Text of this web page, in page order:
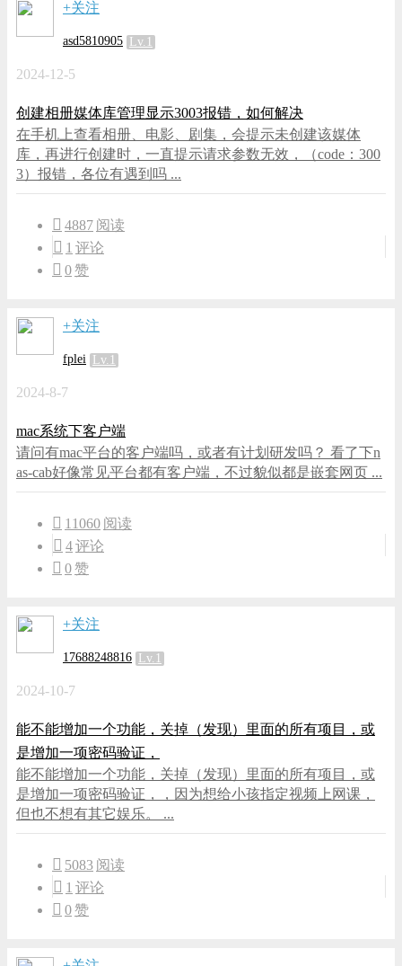
+关注
asd5810905 Lv.1
2024-12-5
创建相册媒体库管理显示3003报错，如何解决
在手机上查看相册、电影、剧集，会提示未创建该媒体
库，再进行创建时，一直提示请求参数无效，（code：300
3）报错，各位有遇到吗 ...
4887 阅读
1 评论
0赞
+关注
fplei Lv.1
2024-8-7
mac系统下客户端
请问有mac平台的客户端吗，或者有计划研发吗？ 看了下n
as-cab好像常见平台都有客户端，不过貌似都是嵌套网页 ...
11060 阅读
4评论
0赞
+关注
17688248816 Lv.1
2024-10-7
能不能增加一个功能，关掉（发现）里面的所有项目，或
是增加一项密码验证，
能不能增加一个功能，关掉（发现）里面的所有项目，或
是增加一项密码验证，，因为想给小孩指定视频上网课，
但也不想有其它娱乐。 ...
5083 阅读
1 评论
0赞